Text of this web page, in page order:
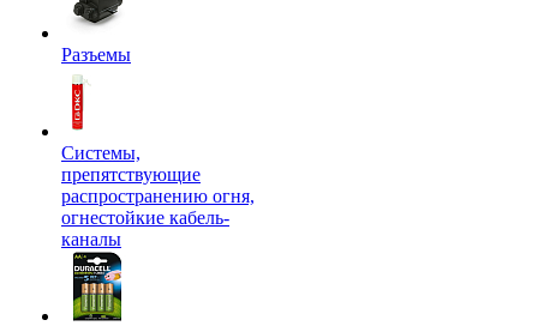
Разъемы
Системы,
препятствующие
распространению огня,
огнестойкие кабель-
каналы